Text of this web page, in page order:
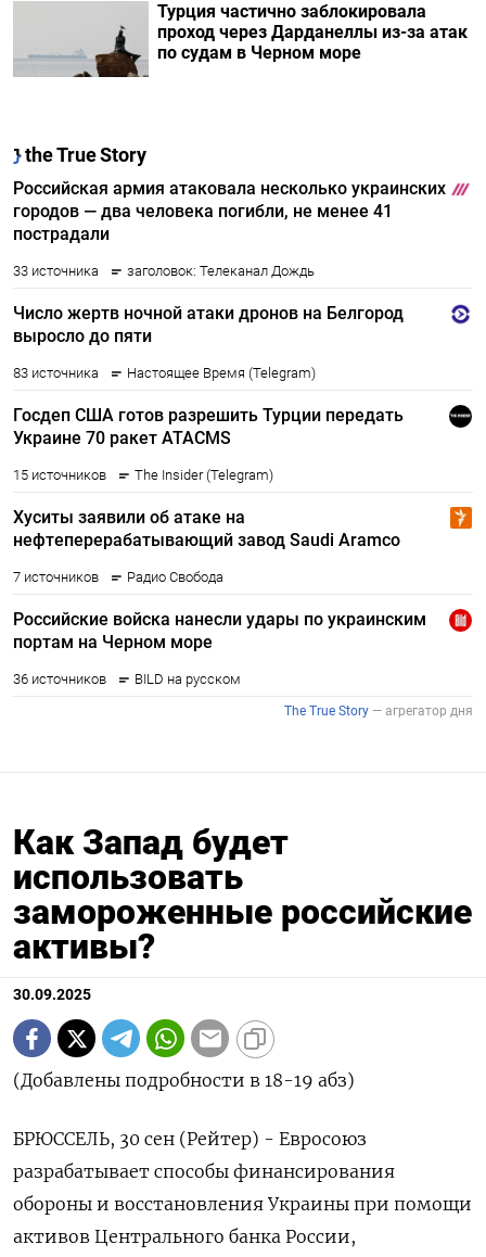
Турция частично заблокировала
проход через Дарданеллы из-за атак
по судам в Черном море
Как Запад будет
использовать
замороженные российские
активы?
30.09.2025
(Добавлены подробности в 18-19 абз)
БРЮССЕЛЬ, 30 сен (Рейтер) - Евросоюз
разрабатывает способы финансирования
обороны и восстановления Украины при помощи
активов Центрального банка России,